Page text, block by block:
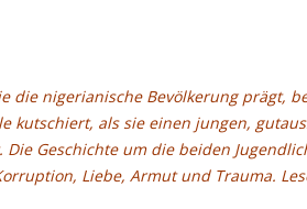
die nigerianische Bevölkerung prägt,
kutschiert, als sie einen jungen,
Geschichte um die beiden
Liebe, Armut und Trauma.